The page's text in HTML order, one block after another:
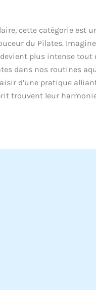
cette catégorie est
du Pilates.
plus intense
dans nos routines
d’une pratique
trouvent leur harmonie